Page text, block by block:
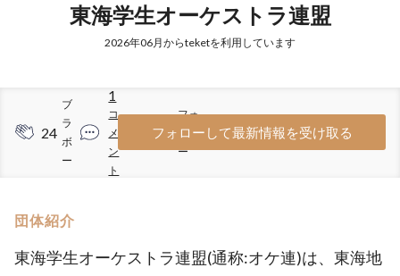
東海学生オーケストラ連盟
2026年06月からteketを利用しています
24
ブ
ラ
ボ
ー
1
コ
メ
ン
ト
12
フォ
ロワ
ー
フォローして最新情報を受け取る
団体紹介
東海学生オーケストラ連盟(通称:オケ連)は、東海地